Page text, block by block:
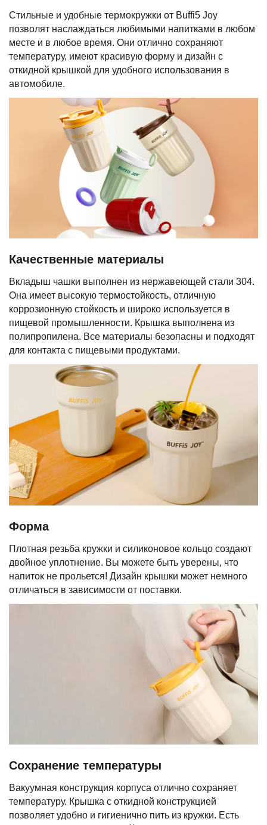
Стильные и удобные термокружки от Buffi5 Joy
позволят наслаждаться любимыми напитками в любом
месте и в любое время. Они отлично сохраняют
температуру, имеют красивую форму и дизайн с
откидной крышкой для удобного использования в
автомобиле.
Качественные материалы
Вкладыш чашки выполнен из нержавеющей стали 304.
Она имеет высокую термостойкость, отличную
коррозионную стойкость и широко используется в
пищевой промышленности. Крышка выполнена из
полипропилена. Все материалы безопасны и подходят
для контакта с пищевыми продуктами.
Форма
Плотная резьба кружки и силиконовое кольцо создают
двойное уплотнение. Вы можете быть уверены, что
напиток не прольется! Дизайн крышки может немного
отличаться в зависимости от поставки.
Сохранение температуры
Вакуумная конструкция корпуса отлично сохраняет
температуру. Крышка с откидной конструкцией
позволяет удобно и гигиенично пить из кружки. Есть